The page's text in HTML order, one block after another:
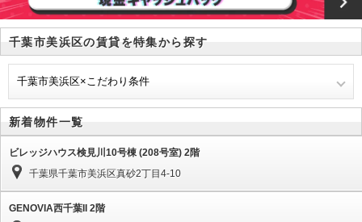
千葉市美浜区の賃貸を特集から探す
千葉市美浜区×こだわり条件
新着物件一覧
ビレッジハウス検見川10号棟 (208号室) 2階
千葉県千葉市美浜区真砂2丁目4-10
GENOVIA西千葉II 2階